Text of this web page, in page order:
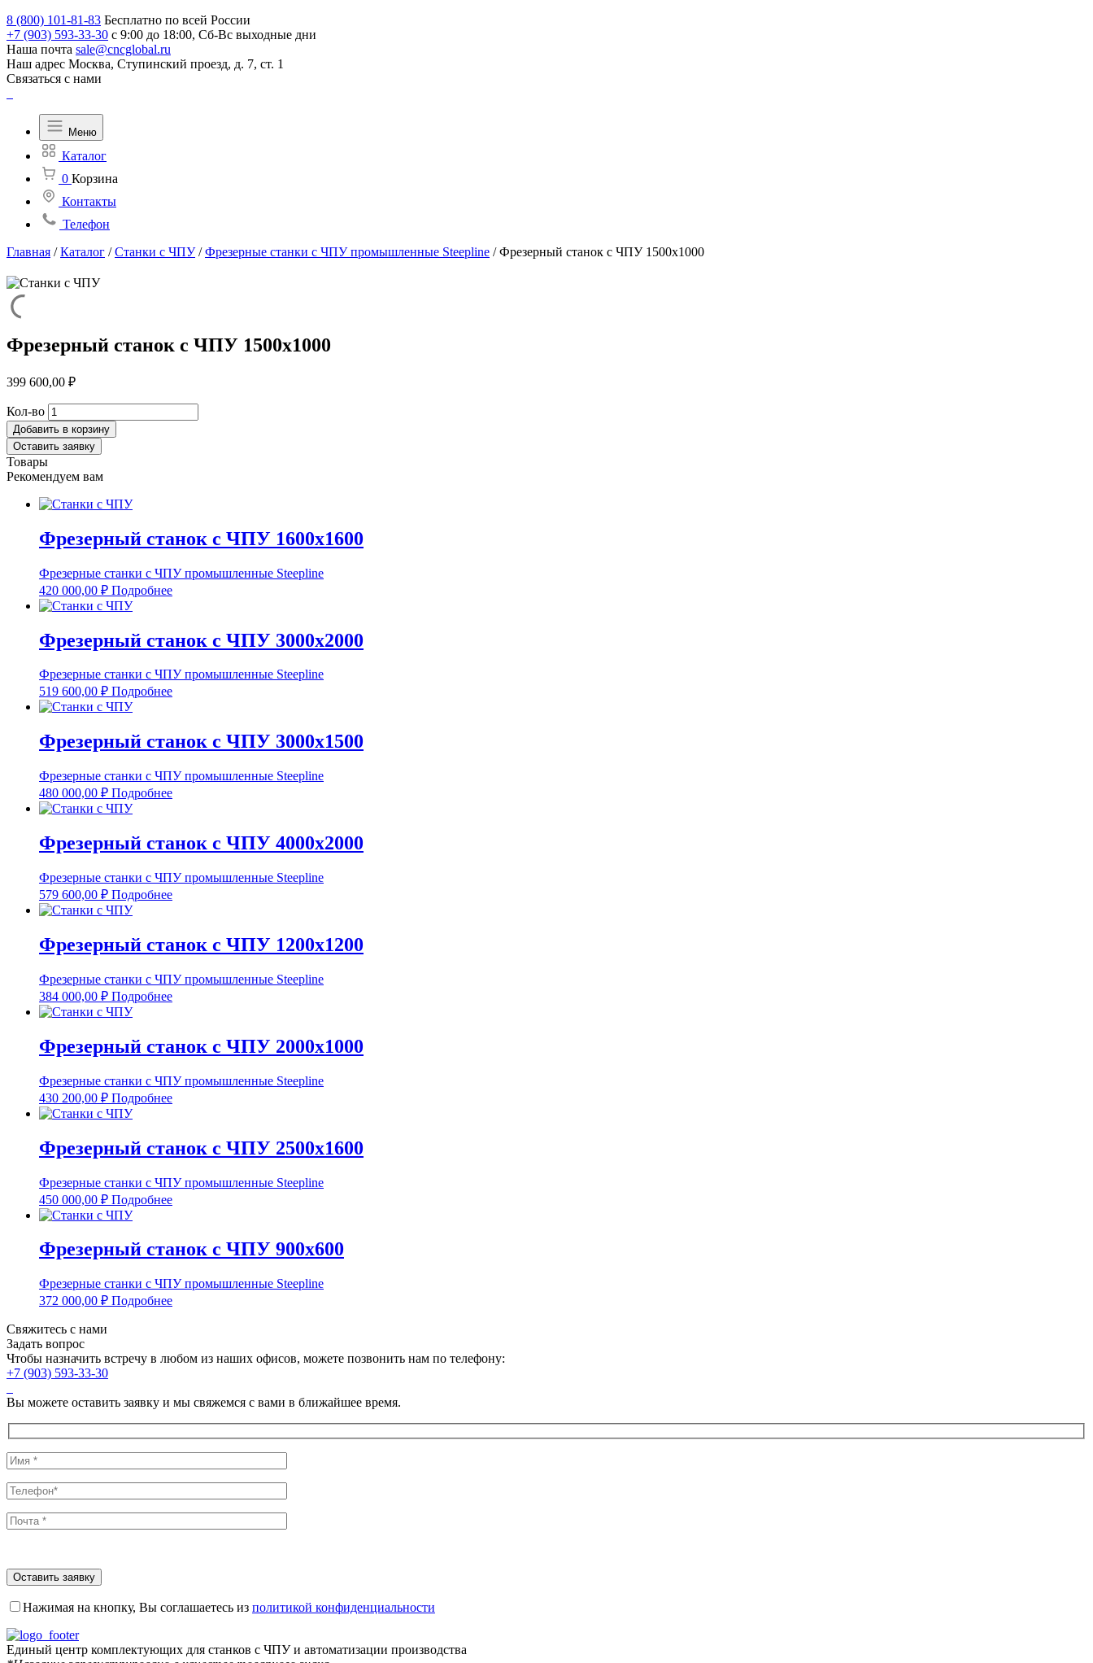
8 (800) 101-81-83 Бесплатно по всей России
+7 (903) 593-33-30 с 9:00 до 18:00, Сб-Вс выходные дни
Наша почта sale@cncglobal.ru
Наш адрес Москва, Ступинский проезд, д. 7, ст. 1
Связаться с нами
Меню
Каталог
0 Корзина
Контакты
Телефон
Главная /Каталог /Станки с ЧПУ/Фрезерные станки с ЧПУ промышленные Steepline /Фрезерный станок с ЧПУ 1500х1000
Фрезерный станок с ЧПУ 1500х1000
399 600,00 ₽
Кол-во Количество
товара
Фрезерный
станок
с
ЧПУ
1500х1000
Добавить в корзину
Оставить заявку
Товары
Рекомендуем вам
Фрезерный станок с ЧПУ 1600х1600
Фрезерные станки с ЧПУ промышленные Steepline
420 000,00 ₽ Подробнее
Фрезерный станок с ЧПУ 3000х2000
Фрезерные станки с ЧПУ промышленные Steepline
519 600,00 ₽ Подробнее
Фрезерный станок с ЧПУ 3000х1500
Фрезерные станки с ЧПУ промышленные Steepline
480 000,00 ₽ Подробнее
Фрезерный станок с ЧПУ 4000х2000
Фрезерные станки с ЧПУ промышленные Steepline
579 600,00 ₽ Подробнее
Фрезерный станок с ЧПУ 1200х1200
Фрезерные станки с ЧПУ промышленные Steepline
384 000,00 ₽ Подробнее
Фрезерный станок с ЧПУ 2000х1000
Фрезерные станки с ЧПУ промышленные Steepline
430 200,00 ₽ Подробнее
Фрезерный станок с ЧПУ 2500х1600
Фрезерные станки с ЧПУ промышленные Steepline
450 000,00 ₽ Подробнее
Фрезерный станок с ЧПУ 900х600
Фрезерные станки с ЧПУ промышленные Steepline
372 000,00 ₽ Подробнее
Свяжитесь с нами
Задать вопрос
Чтобы назначить встречу в любом из наших офисов, можете позвонить нам по телефону:
+7 (903) 593-33-30
Вы можете оставить заявку и мы свяжемся с вами в ближайшее время.
Нажимая на кнопку, Вы соглашаетесь из политикой конфиденциальности
Единый центр комплектующих для станков с ЧПУ и автоматизации производства